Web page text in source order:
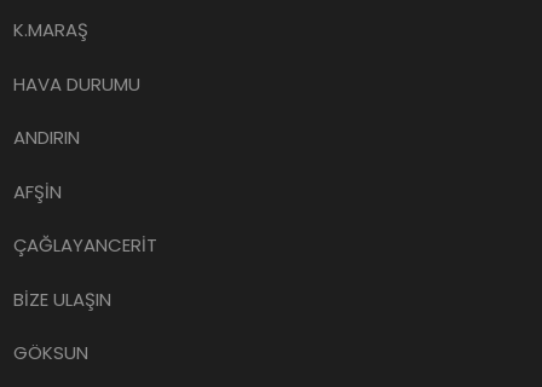
K.MARAŞ
HAVA DURUMU
ANDIRIN
AFŞİN
ÇAĞLAYANCERİT
BİZE ULAŞIN
GÖKSUN